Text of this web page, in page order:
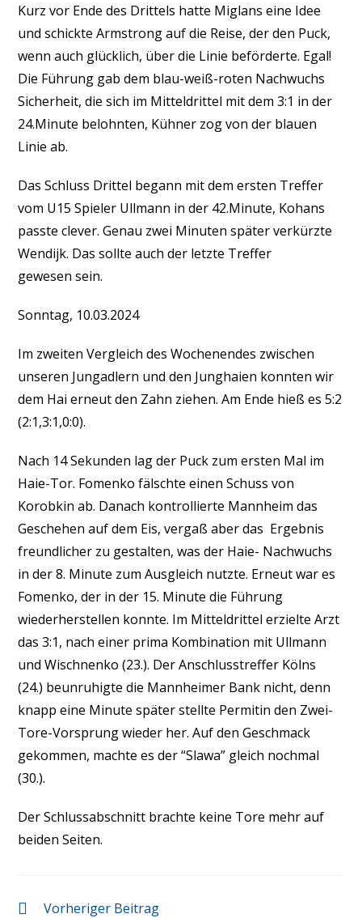
Kurz vor Ende des Drittels hatte Miglans eine Idee
und schickte Armstrong auf die Reise, der den Puck,
wenn auch glücklich, über die Linie beförderte. Egal!
Die Führung gab dem blau-weiß-roten Nachwuchs
Sicherheit, die sich im Mitteldrittel mit dem 3:1 in der
24.Minute belohnten, Kühner zog von der blauen
Linie ab.
Das Schluss Drittel begann mit dem ersten Treffer
vom U15 Spieler Ullmann in der 42.Minute, Kohans
passte clever. Genau zwei Minuten später verkürzte
Wendijk. Das sollte auch der letzte Treffer
gewesen sein.
Sonntag, 10.03.2024
Im zweiten Vergleich des Wochenendes zwischen
unseren Jungadlern und den Junghaien konnten wir
dem Hai erneut den Zahn ziehen. Am Ende hieß es 5:2
(2:1,3:1,0:0).
Nach 14 Sekunden lag der Puck zum ersten Mal im
Haie-Tor. Fomenko fälschte einen Schuss von
Korobkin ab. Danach kontrollierte Mannheim das
Geschehen auf dem Eis, vergaß aber das Ergebnis
freundlicher zu gestalten, was der Haie- Nachwuchs
in der 8. Minute zum Ausgleich nutzte. Erneut war es
Fomenko, der in der 15. Minute die Führung
wiederherstellen konnte. Im Mitteldrittel erzielte Arzt
das 3:1, nach einer prima Kombination mit Ullmann
und Wischnenko (23.). Der Anschlusstreffer Kölns
(24.) beunruhigte die Mannheimer Bank nicht, denn
knapp eine Minute später stellte Permitin den Zwei-
Tore-Vorsprung wieder her. Auf den Geschmack
gekommen, machte es der “Slawa” gleich nochmal
(30.).
Der Schlussabschnitt brachte keine Tore mehr auf
beiden Seiten.
Vorheriger Beitrag